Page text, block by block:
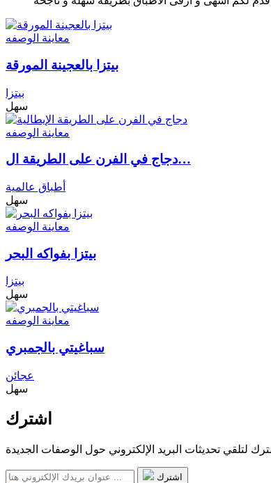
معاينة الوصفه
بيتزا بالعجينة المورقة
بيتزا
سهل
معاينة الوصفه
دجاج في الفرن على الطريقة ال…
أطباق عالمية
سهل
معاينة الوصفه
بيتزا بفواكه البحر
بيتزا
سهل
معاينة الوصفه
سباغيتي بالجمبري
عجائن
سهل
اشترك
لتلقي تحديثات البريد الإلكتروني حول الوصفات الجديدة
اشترك